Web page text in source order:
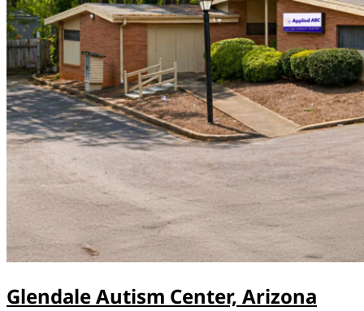
Glendale Autism Center, Arizona